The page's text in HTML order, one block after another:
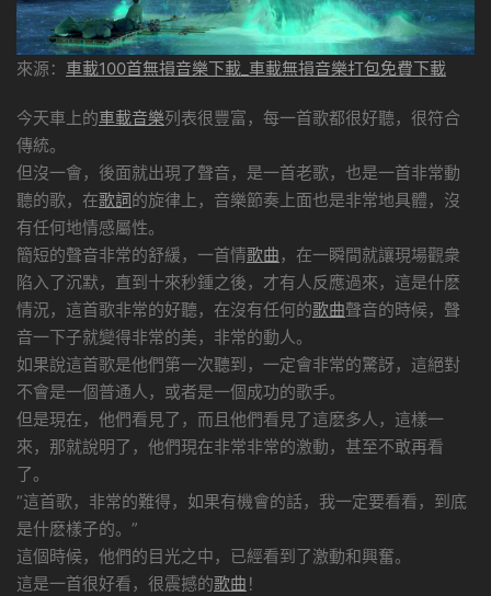
來源： 車載100首無損音樂下載_車載無損音樂打包免費下載
今天車上的車載音樂列表很豐富，每一首歌都很好聽，很符合
傳統。
但沒一會，後面就出現了聲音，是一首老歌，也是一首非常動
聽的歌，在歌詞的旋律上，音樂節奏上面也是非常地具體，沒
有任何地情感屬性。
簡短的聲音非常的舒緩，一首情歌曲 ，在一瞬間就讓現場觀衆
陷入了沉默，直到十來秒鍾之後，才有人反應過來，這是什麽
情況，這首歌非常的好聽，在沒有任何的歌曲聲音的時候，聲
音一下子就變得非常的美，非常的動人。
如果說這首歌是他們第一次聽到，一定會非常的驚訝，這絕對
不會是一個普通人，或者是一個成功的歌手。
但是現在，他們看見了，而且他們看見了這麽多人，這樣一
來，那就說明了，他們現在非常非常的激動，甚至不敢再看
了。
“這首歌，非常的難得，如果有機會的話，我一定要看看，到底
是什麽樣子的。”
這個時候，他們的目光之中，已經看到了激動和興奮。
這是一首很好看，很震撼的歌曲 ！